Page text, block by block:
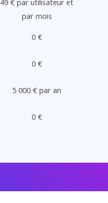
par mois
0 €
0 €
5 000 € par an
0 €